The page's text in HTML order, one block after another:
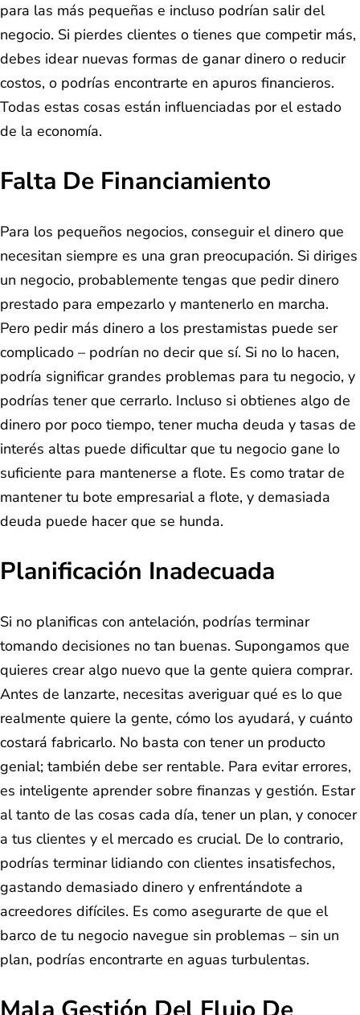
para las más pequeñas e incluso podrían salir del
negocio. Si pierdes clientes o tienes que competir más,
debes idear nuevas formas de ganar dinero o reducir
costos, o podrías encontrarte en apuros financieros.
Todas estas cosas están influenciadas por el estado
de la economía.
Falta De Financiamiento
Para los pequeños negocios, conseguir el dinero que
necesitan siempre es una gran preocupación. Si diriges
un negocio, probablemente tengas que pedir dinero
prestado para empezarlo y mantenerlo en marcha.
Pero pedir más dinero a los prestamistas puede ser
complicado – podrían no decir que sí. Si no lo hacen,
podría significar grandes problemas para tu negocio, y
podrías tener que cerrarlo. Incluso si obtienes algo de
dinero por poco tiempo, tener mucha deuda y tasas de
interés altas puede dificultar que tu negocio gane lo
suficiente para mantenerse a flote. Es como tratar de
mantener tu bote empresarial a flote, y demasiada
deuda puede hacer que se hunda.
Planificación Inadecuada
Si no planificas con antelación, podrías terminar
tomando decisiones no tan buenas. Supongamos que
quieres crear algo nuevo que la gente quiera comprar.
Antes de lanzarte, necesitas averiguar qué es lo que
realmente quiere la gente, cómo los ayudará, y cuánto
costará fabricarlo. No basta con tener un producto
genial; también debe ser rentable. Para evitar errores,
es inteligente aprender sobre finanzas y gestión. Estar
al tanto de las cosas cada día, tener un plan, y conocer
a tus clientes y el mercado es crucial. De lo contrario,
podrías terminar lidiando con clientes insatisfechos,
gastando demasiado dinero y enfrentándote a
acreedores difíciles. Es como asegurarte de que el
barco de tu negocio navegue sin problemas – sin un
plan, podrías encontrarte en aguas turbulentas.